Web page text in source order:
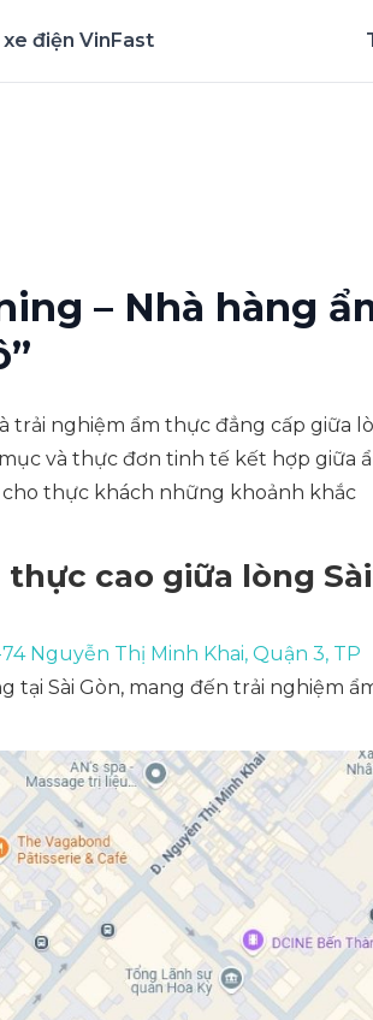
xe điện VinFast
– Nhà hàng
trải nghiệm ẩm thực đẳng cấp giữa
và thực đơn tinh tế kết hợp giữa
thực khách những khoảnh khắc
cao giữa lòng Sài
Nguyễn Thị Minh Khai, Quận 3, TP
tại Sài Gòn, mang đến trải nghiệm